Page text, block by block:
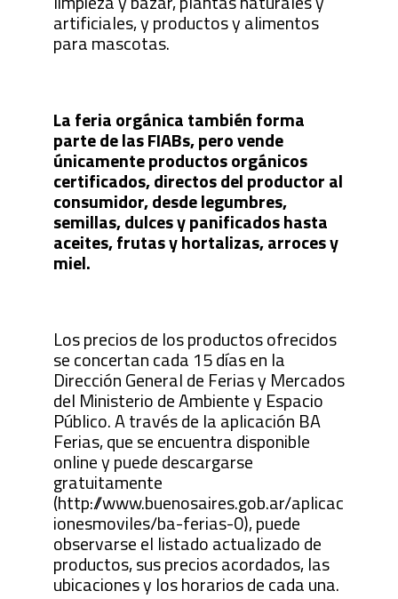
artificiales, y productos y alimentos
para mascotas.
La feria orgánica también forma
parte de las FIABs, pero vende
únicamente productos orgánicos
certificados, directos del productor al
consumidor, desde legumbres,
semillas, dulces y panificados hasta
aceites, frutas y hortalizas, arroces y
miel.
Los precios de los productos ofrecidos
se concertan cada 15 días en la
Dirección General de Ferias y Mercados
del Ministerio de Ambiente y Espacio
Público. A través de la aplicación BA
Ferias, que se encuentra disponible
online y puede descargarse
gratuitamente
(http://www.buenosaires.gob.ar/aplicac
ionesmoviles/ba-ferias-0), puede
observarse el listado actualizado de
productos, sus precios acordados, las
ubicaciones y los horarios de cada una.